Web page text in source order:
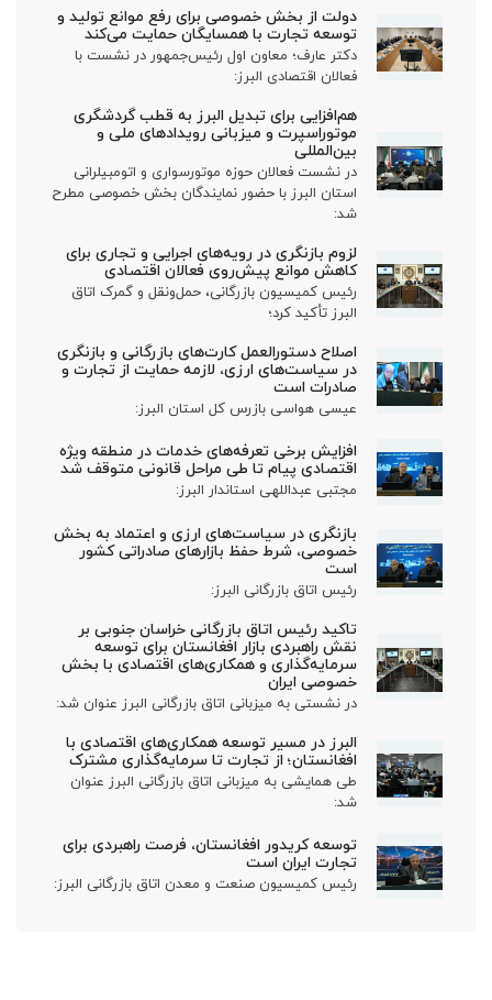
دولت از بخش خصوصی برای رفع موانع تولید و
توسعه تجارت با همسایگان حمایت می‌کند
دکتر عارف؛ معاون اول رئیس‌جمهور در نشست با
فعالان اقتصادی البرز:
هم‌افزایی برای تبدیل البرز به قطب گردشگری
موتوراسپرت و میزبانی رویدادهای ملی و
بین‌المللی
در نشست فعالان حوزه موتورسواری و اتومبیلرانی
استان البرز با حضور نمایندگان بخش خصوصی مطرح
شد:
لزوم بازنگری در رویه‌های اجرایی و تجاری برای
کاهش موانع پیش‌روی فعالان اقتصادی
رئیس کمیسیون بازرگانی، حمل‌ونقل و گمرک اتاق
البرز تأکید کرد؛
اصلاح دستورالعمل کارت‌های بازرگانی و بازنگری
در سیاست‌های ارزی، لازمه حمایت از تجارت و
صادرات است
عیسی هواسی بازرس کل استان البرز:
افزایش برخی تعرفه‌های خدمات در منطقه ویژه
اقتصادی پیام تا طی مراحل قانونی متوقف شد
مجتبی عبداللهی استاندار البرز:
بازنگری در سیاست‌های ارزی و اعتماد به بخش
خصوصی، شرط حفظ بازارهای صادراتی کشور
است
رئیس اتاق بازرگانی البرز:
تاکید رئیس اتاق بازرگانی خراسان جنوبی بر
نقش راهبردی بازار افغانستان برای توسعه
سرمایه‌گذاری و همکاری‌های اقتصادی با بخش
خصوصی ایران
در نشستی به میزبانی اتاق بازرگانی البرز عنوان شد:
البرز در مسیر توسعه همکاری‌های اقتصادی با
افغانستان؛ از تجارت تا سرمایه‌گذاری مشترک
طی همایشی به میزبانی اتاق بازرگانی البرز عنوان
شد:
توسعه کریدور افغانستان، فرصت راهبردی برای
تجارت ایران است
رئیس کمیسیون صنعت و معدن اتاق بازرگانی البرز: